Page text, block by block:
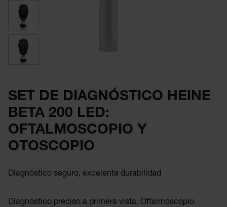
SET DE DIAGNÓSTICO HEINE
BETA 200 LED:
OFTALMOSCOPIO Y
OTOSCOPIO
Diagnóstico seguro, excelente durabilidad
Diagnóstico preciso a primera vista. Oftalmoscopio